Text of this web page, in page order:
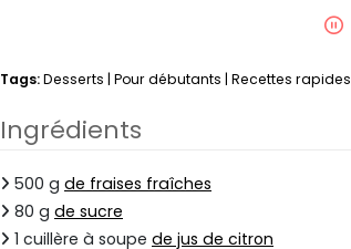
Tags:Desserts | Pour débutants | Recettes rapides
Ingrédients
500 g de fraises fraîches
80 g de sucre
1 cuillère à soupe de jus de citron